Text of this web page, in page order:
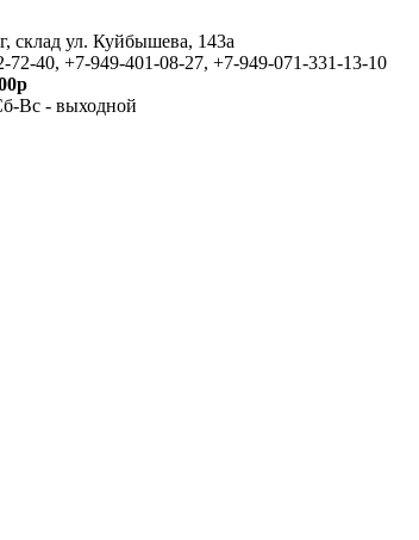
склад ул. Куйбышева, 143а
72-40, +7-949-401-08-27, +7-949-071-331-13-10
Вс - выходной